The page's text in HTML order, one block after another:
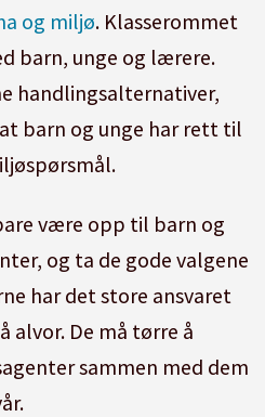
og miljø. Klasserommet
barn, unge og lærere.
handlingsalternativer,
barn og unge har rett til
være opp til barn og
og ta de gode valgene
har det store ansvaret
alvor. De må tørre å
sammen med dem